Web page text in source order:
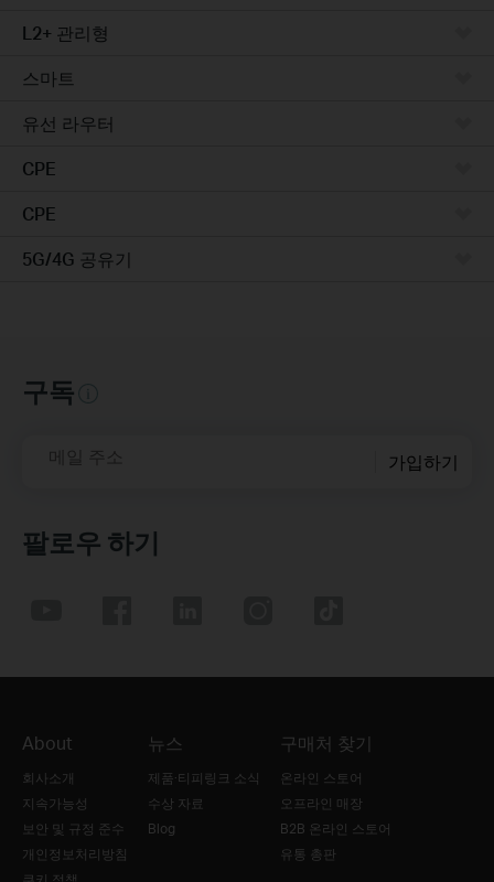
L2+ 관리형
스마트
유선 라우터
CPE
CPE
5G/4G 공유기
구독
메일 주소 가입하기
팔로우 하기
About
회사소개
지속가능성
보안 및 규정 준수
개인정보처리방침
뉴스
제품·티피링크 소식
수상 자료
Blog
구매처 찾기
온라인 스토어
오프라인 매장
B2B 온라인 스토어
유통 총판